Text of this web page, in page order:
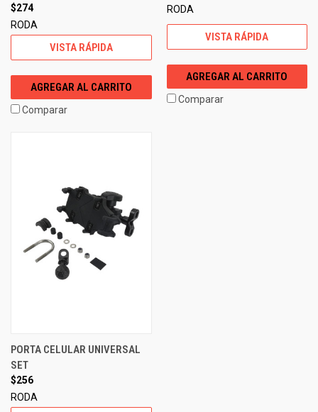
$274
RODA
VISTA RÁPIDA
AGREGAR AL CARRITO
Comparar
RODA
VISTA RÁPIDA
AGREGAR AL CARRITO
Comparar
PORTA CELULAR UNIVERSAL
SET
$256
RODA